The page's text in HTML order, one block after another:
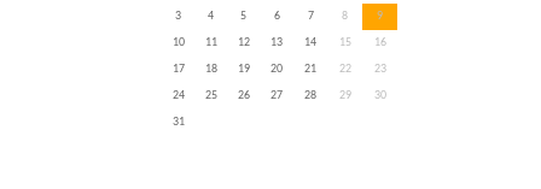
3
4 5 6 7 8
9
10
11 12 13 14 15
16
17
18 19 20 21 22
23
24
25 26 27 28 29
30
31